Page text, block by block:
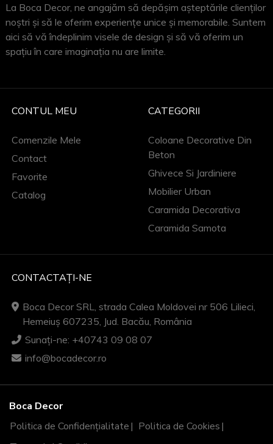
La Boca Decor, ne angajăm să depășim așteptările clienților
noștri și să le oferim experiențe unice și memorabile. Suntem
aici să vă îndeplinim visele de design și să vă oferim un
spațiu în care imaginația nu are limite.
CONTUL MEU
Comenzile Mele
Contact
Favorite
Catalog
CATEGORII
Coloane Decorative Din
Beton
Ghivece Si Jardiniere
Mobilier Urban
Caramida Decorativa
Caramida Samota
CONTACTAȚI-NE
Boca Decor SRL, strada Calea Moldovei nr 506 Lilieci,
Hemeiuș 607235, Jud. Bacău, România
Sunați-ne: +40743 09 08 07
info@bocadecor.ro
Boca Decor
Politica de Confidențialitate
Politica de Cookies